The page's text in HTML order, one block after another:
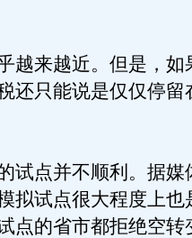
来越近。但是，如
还只能说是仅仅停留
点并不顺利。据媒
拟试点很大程度上也
点的省市都拒绝空转